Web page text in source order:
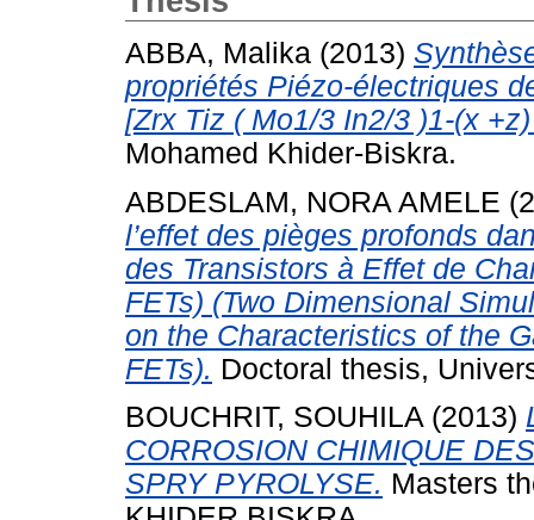
ABBA, Malika (2013)
propriétés Piézo-électriques
[Zrx Tiz ( Mo1/3 In2/3 )1-(x
Mohamed Khider-Biskra.
ABDESLAM, NORA AMELE
l’effet des pièges profonds
des Transistors à Effet de
FETs) (Two Dimensional
on the Characteristics of the
FETs). Doctoral thesis,
BOUCHRIT, SOUHILA (2013)
CORROSION CHIMIQUE
SPRY PYROLYSE. Masters